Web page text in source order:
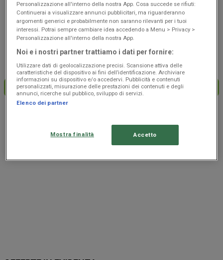
Coop
Risparmio
Coop
Convenienza
CARICA ALTRE OFFERTE
Personalizzazione all'interno della nostra App. Cosa succede se rifiuti:
Continuerai a visualizzare annunci pubblicitari, ma riguarderanno
argomenti generici e probabilmente non saranno rilevanti per i tuoi
interessi. Potrai sempre cambiare idea accedendo a Menu > Privacy >
Personalizzazione all'interno della nostra App.
Noi e i nostri partner trattiamo i dati per fornire:
Utilizzare dati di geolocalizzazione precisi. Scansione attiva delle
caratteristiche del dispositivo ai fini dell’identificazione. Archiviare
informazioni su dispositivo e/o accedervi. Pubblicità e contenuti
personalizzati, misurazione delle prestazioni dei contenuti e degli
annunci, ricerche sul pubblico, sviluppo di servizi.
Elenco dei partner
Mostra finalità Accetto